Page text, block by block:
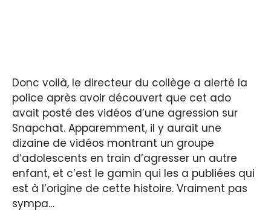
Donc voilà, le directeur du collège a alerté la
police après avoir découvert que cet ado
avait posté des vidéos d’une agression sur
Snapchat. Apparemment, il y aurait une
dizaine de vidéos montrant un groupe
d’adolescents en train d’agresser un autre
enfant, et c’est le gamin qui les a publiées qui
est à l’origine de cette histoire. Vraiment pas
sympa…